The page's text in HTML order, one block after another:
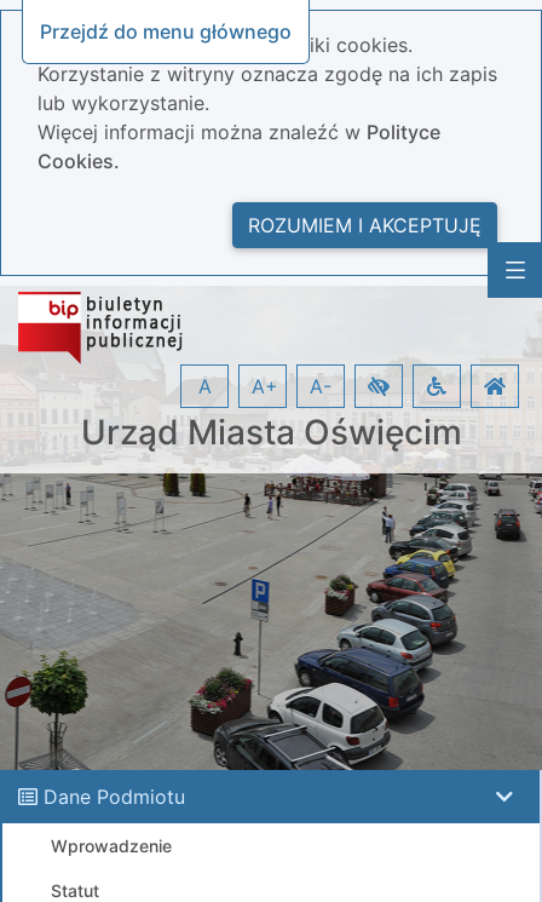
Przejdź do menu głównego
Nasza strona wykorzystuje pliki cookies.
Korzystanie z witryny oznacza zgodę na ich zapis
lub wykorzystanie.
Więcej informacji można znaleźć w Polityce
Cookies.
ROZUMIEM I AKCEPTUJĘ
Urząd Miasta Oświęcim
A A+ A-
Dane Podmiotu
Wprowadzenie
Statut